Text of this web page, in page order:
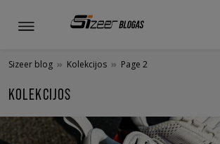
Sizeer blog » Kolekcijos » Page 2
KOLEKCIJOS